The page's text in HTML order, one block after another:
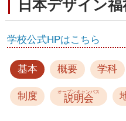
日本デザイン
学校公式HPはこちら
基本 概要 学科
制度 オープンキャンパス
説明会